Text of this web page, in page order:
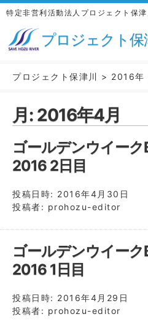
特定非営利活動法人プロジェクト保津
プロジェクト保
プロジェクト保津川 > 2016年
月: 2016年4月
ゴールデンウイー
2016 2日目
投稿日時: 2016年4月30日
投稿者: prohozu-editor
ゴールデンウイー
2016 1日目
投稿日時: 2016年4月29日
投稿者: prohozu-editor